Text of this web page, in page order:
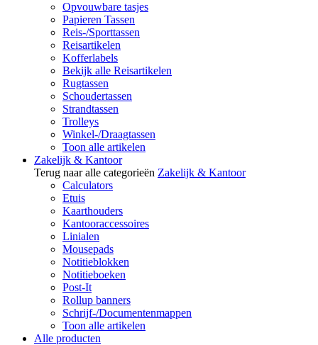
Opvouwbare tasjes
Papieren Tassen
Reis-/Sporttassen
Reisartikelen
Kofferlabels
Bekijk alle Reisartikelen
Rugtassen
Schoudertassen
Strandtassen
Trolleys
Winkel-/Draagtassen
Toon alle artikelen
Zakelijk & Kantoor
Terug naar alle categorieën Zakelijk & Kantoor
Calculators
Etuis
Kaarthouders
Kantooraccessoires
Linialen
Mousepads
Notitieblokken
Notitieboeken
Post-It
Rollup banners
Schrijf-/Documentenmappen
Toon alle artikelen
Alle producten